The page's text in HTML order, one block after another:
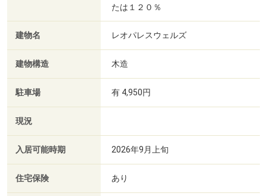
たは１２０％
建物名 レオパレスウェルズ
建物構造 木造
駐車場 有 4,950円
現況
入居可能時期 2026年9月上旬
住宅保険 あり